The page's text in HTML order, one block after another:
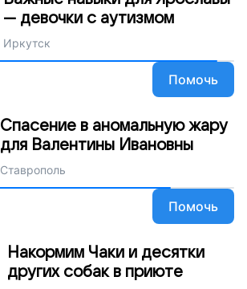
— девочки с аутизмом
Иркутск
Помочь
Спасение в аномальную жару
для Валентины Ивановны
Ставрополь
Помочь
Накормим Чаки и десятки
других собак в приюте